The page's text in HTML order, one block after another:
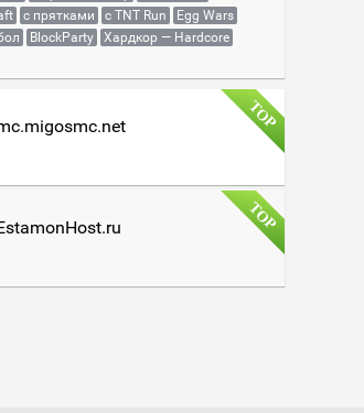
с прятками с TNT Run
Egg Wars
BlockParty
Хардкор — Hardcore